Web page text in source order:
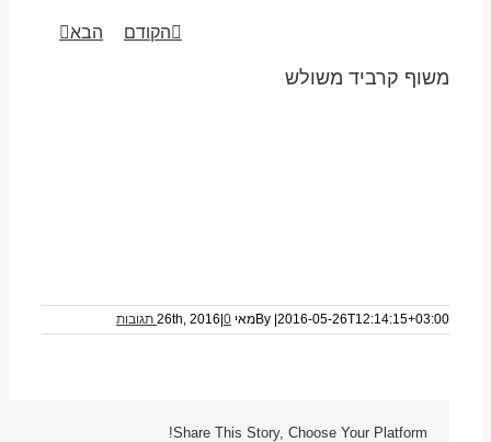
הקודם הבא
משוף קרביד משולש
By 2016-05-26T12:14:15+03:00 מאי 26th, 2016 0 תגובות
Share This Story, Choose Your Platform!